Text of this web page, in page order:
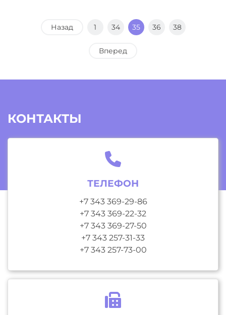
Назад 1 34 35 36 38
Вперед
КОНТАКТЫ
ТЕЛЕФОН
+7 343 369-29-86
+7 343 369-22-32
+7 343 369-27-50
+7 343 257-31-33
+7 343 257-73-00